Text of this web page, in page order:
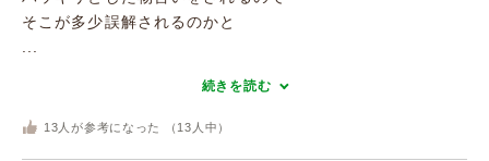
そこが多少誤解されるのかと
続きを読む
13 人が参考になった （ 13 人中）